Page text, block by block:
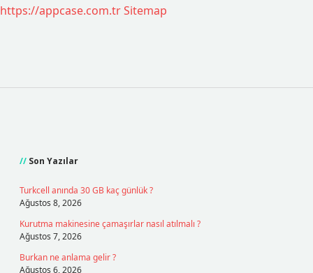
https://appcase.com.trSitemap
Son Yazılar
Turkcell anında 30 GB kaç günlük ?
Ağustos 8, 2026
Kurutma makinesine çamaşırlar nasıl atılmalı ?
Ağustos 7, 2026
Burkan ne anlama gelir ?
Ağustos 6, 2026